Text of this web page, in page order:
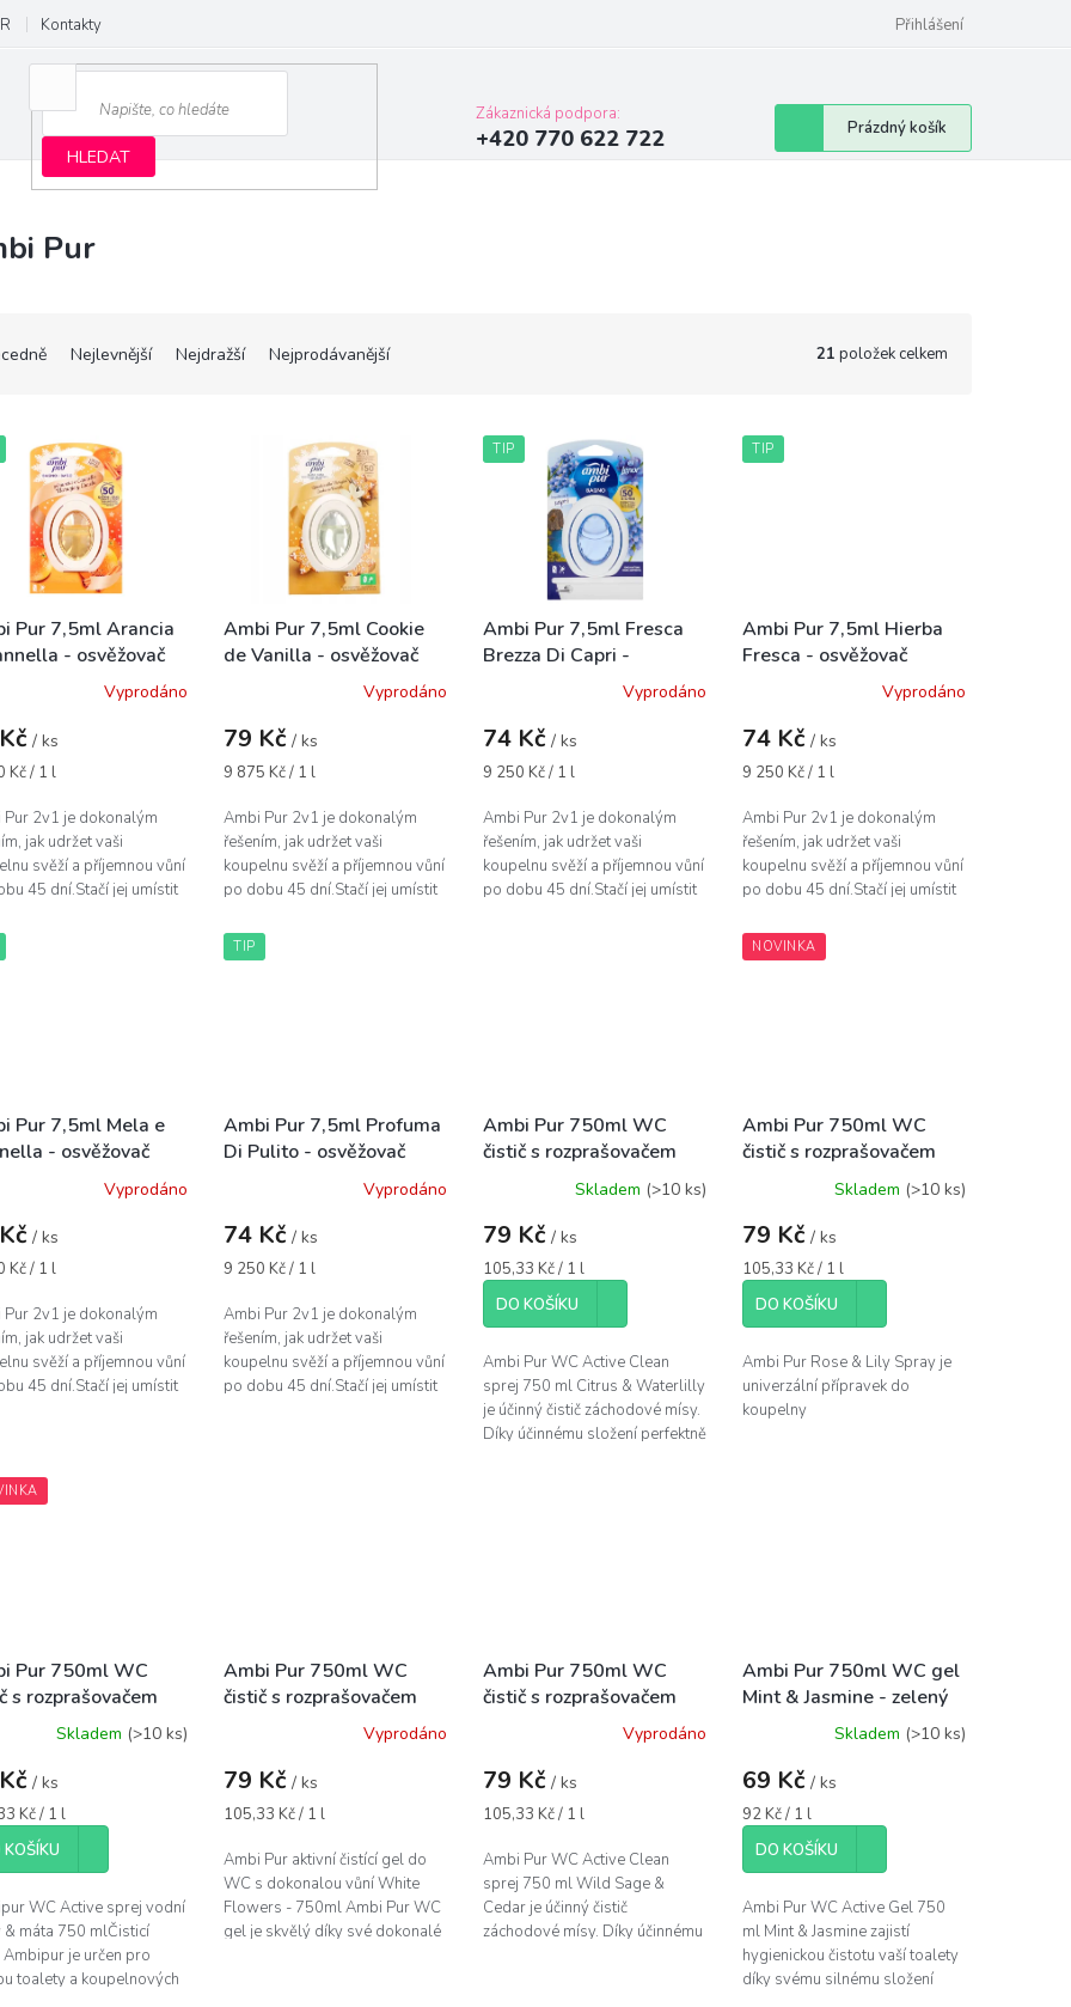
Kontakty Přihlášení
HLEDAT
Zákaznická podpora:
+420 770 622 722
Nákupní
košík
Prázdný košík
Pur
Nejlevnější Nejdražší Nejprodávanější 21 položek celkem
Pur 7,5ml Arancia
- osvěžovač
Vyprodáno
/ ks
Kč / 1 l
Pur 2v1 je dokonalým
jak udržet vaši
svěží a příjemnou vůní
45 dní.Stačí jej umístit
místo v koupelně...
Ambi Pur 7,5ml Cookie
de Vanilla - osvěžovač
Vyprodáno
79 Kč / ks
Měrná
9 875 Kč / 1 l
Ambi Pur 2v1 je dokonalým
řešením, jak udržet vaši
koupelnu svěží a příjemnou vůní
po dobu 45 dní.Stačí jej umístit
strategické místo v koupelně...
TIP
Ambi Pur 7,5ml Fresca
Brezza Di Capri -
osvěžovač vzduchuVyprodáno
74 Kč / ks
Měrná
9 250 Kč / 1 l
Ambi Pur 2v1 je dokonalým
řešením, jak udržet vaši
koupelnu svěží a příjemnou vůní
po dobu 45 dní.Stačí jej umístit
TIP
Ambi Pur 7,5ml Hierba
Fresca - osvěžovač
Vyprodáno
74 Kč / ks
Měrná
9 250 Kč / 1 l
Ambi Pur 2v1 je dokonalým
řešením, jak udržet vaši
koupelnu svěží a příjemnou vůní
po dobu 45 dní.Stačí jej umístit
strategické místo v koupelně...
Pur 7,5ml Mela e
- osvěžovač
Vyprodáno
/ ks
Kč / 1 l
Pur 2v1 je dokonalým
jak udržet vaši
svěží a příjemnou vůní
45 dní.Stačí jej umístit
TIP
Ambi Pur 7,5ml Profuma
Di Pulito - osvěžovač
Vyprodáno
74 Kč / ks
Měrná
9 250 Kč / 1 l
Ambi Pur 2v1 je dokonalým
řešením, jak udržet vaši
koupelnu svěží a příjemnou vůní
po dobu 45 dní.Stačí jej umístit
Ambi Pur 750ml WC
čistič s rozprašovačem
Citrus & Water Lily -
Skladem (>10 ks)
79 Kč / ks
Měrná
cena:
105,33 Kč / 1 l
DO KOŠÍKU
Ambi Pur WC Active Clean
sprej 750 ml Citrus & Waterlilly
je účinný čistič záchodové mísy.
Díky účinnému složení perfektně
NOVINKA
Ambi Pur 750ml WC
čistič s rozprašovačem
Rose & Lily - růžový
Skladem (>10 ks)
79 Kč / ks
Měrná
cena:
105,33 Kč / 1 l
DO KOŠÍKU
Ambi Pur Rose & Lily Spray je
univerzální přípravek do
koupelny
Pur 750ml WC
s rozprašovačem
Flowers & Mint -
Skladem (>10 ks)
/ ks
Kč / 1 l
WC Active sprej vodní
& máta 750 mlČisticí
je určen pro
toalety a koupelnových
Ambi Pur 750ml WC
čistič s rozprašovačem
White Flowers - fialový
Vyprodáno
79 Kč / ks
Měrná
105,33 Kč / 1 l
Ambi Pur aktivní čistící gel do
WC s dokonalou vůní White
Flowers - 750ml Ambi Pur WC
gel je skvělý díky své dokonalé
Ambi Pur 750ml WC
čistič s rozprašovačem
Wild Sage & Cedar -Vyprodáno
79 Kč / ks
Měrná
105,33 Kč / 1 l
Ambi Pur WC Active Clean
sprej 750 ml Wild Sage &
Cedar je účinný čistič
záchodové mísy. Díky účinnému
Ambi Pur 750ml WC gel
Mint & Jasmine - zelený
Skladem (>10 ks)
69 Kč / ks
Měrná
cena:
92 Kč / 1 l
DO KOŠÍKU
Ambi Pur WC Active Gel 750
ml Mint & Jasmine zajistí
hygienickou čistotu vaší toalety
díky svému silnému složení